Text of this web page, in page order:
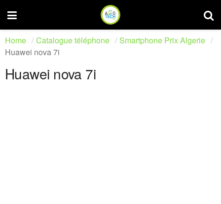
Home Catalogue téléphone
Smartphone Prix Algerie
Huawei nova 7i
Huawei nova 7i